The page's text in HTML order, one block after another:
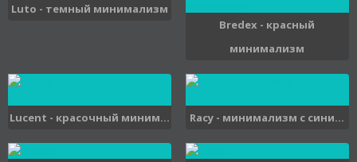
Luto - темный минимализм
Bredex - красный
минимализм
Lucent - красочный миним... Racy - минимализм с сини...